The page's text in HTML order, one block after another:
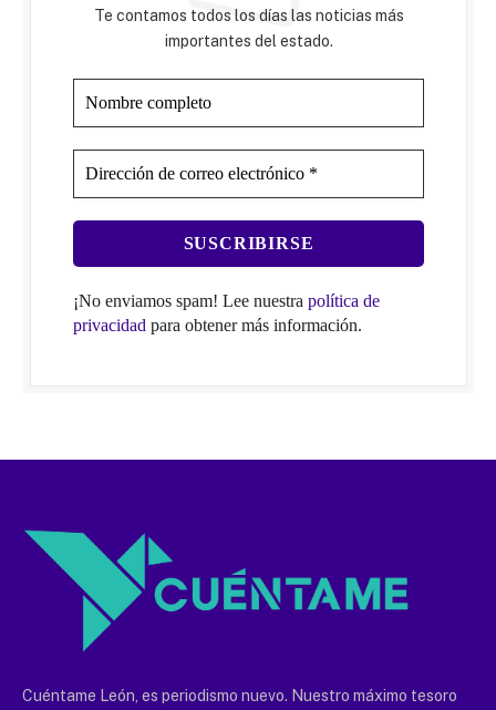
Te contamos todos los días las noticias más
importantes del estado.
¡No enviamos spam! Lee nuestra política de
privacidad para obtener más información.
Cuéntame León, es periodismo nuevo. Nuestro máximo tesoro